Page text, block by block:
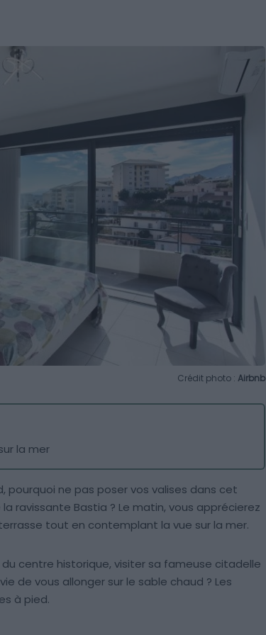
Crédit photo : Airbnb
la mer
pourquoi ne pas poser vos valises dans cet
ravissante Bastia ? Le matin, vous apprécierez
tout en contemplant la vue sur la mer.
centre historique, visiter sa fameuse citadelle
de vous allonger sur le sable chaud ? Les
à pied.